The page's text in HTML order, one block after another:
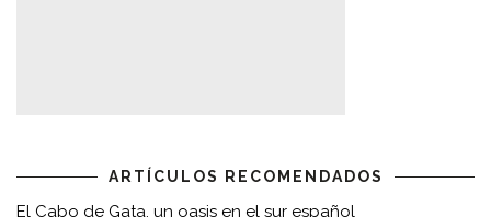
ARTÍCULOS RECOMENDADOS
El Cabo de Gata, un oasis en el sur español